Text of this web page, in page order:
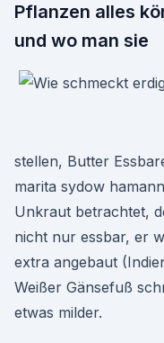
Pflanzen alles
und wo man sie
stellen, Butter
marita sydow
Unkraut betrachtet,
nicht nur essbar, er
extra angebaut
Weißer Gänsefuß
etwas milder.